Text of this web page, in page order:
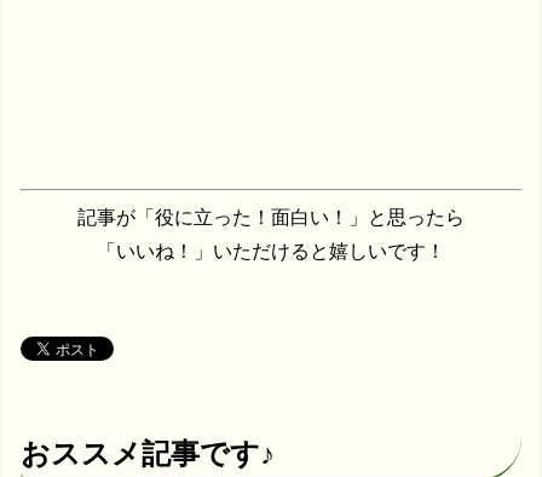
記事が「役に立った！面白い！」と思ったら
「いいね！」いただけると嬉しいです！
おススメ記事です♪